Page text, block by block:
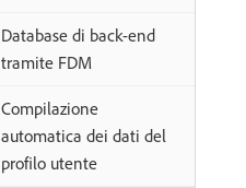
Database di back-end
tramite FDM
Compilazione
automatica dei dati del
profilo utente